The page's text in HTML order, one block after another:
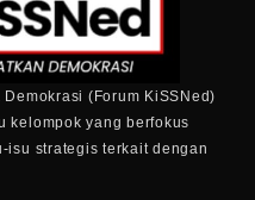
(Forum KiSSNed)
kelompok yang berfokus
isu strategis terkait dengan